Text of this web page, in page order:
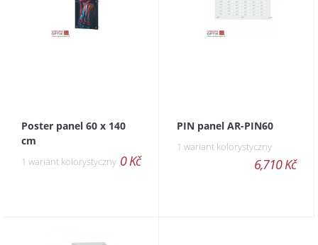
Poster panel 60 x 140
cm
1 wariant kolorystyczny 0 Kč
PIN panel AR-PIN60
1 wariant kolorystyczny
6,710 Kč